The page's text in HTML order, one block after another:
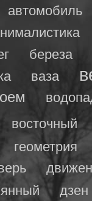
автомобиль
береза
ваза
восточный
геометрия
дзен